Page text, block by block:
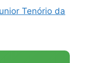
Tenório da